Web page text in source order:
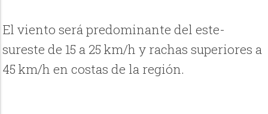
El viento será predominante del este-
sureste de 15 a 25 km/h y rachas superiores a
45 km/h en costas de la región.